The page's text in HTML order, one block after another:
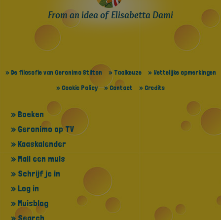
From an idea of Elisabetta Dami
» De filosofie van Geronimo Stilton » Taalkeuze
» Wettelijke opmerkingen
» Cookie Policy
» Contact » Credits
» Boeken
» Geronimo op TV
» Kaaskalender
» Mail een muis
» Schrijf je in
» Log in
» Muisblog
» Search